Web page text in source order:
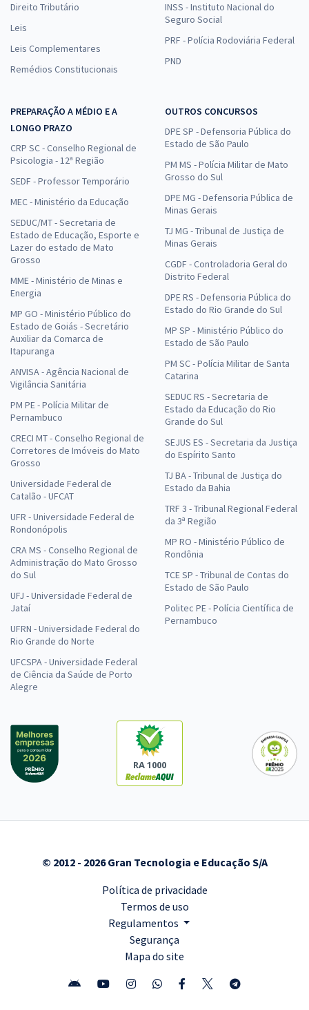
Direito Tributário
Leis
Leis Complementares
Remédios Constitucionais
INSS - Instituto Nacional do
Seguro Social
PRF - Polícia Rodoviária Federal
PND
PREPARAÇÃO A MÉDIO E A
LONGO PRAZO
CRP SC - Conselho Regional de
Psicologia - 12ª Região
SEDF - Professor Temporário
MEC - Ministério da Educação
SEDUC/MT - Secretaria de
Estado de Educação, Esporte e
Lazer do estado de Mato
Grosso
MME - Ministério de Minas e
Energia
MP GO - Ministério Público do
Estado de Goiás - Secretário
Auxiliar da Comarca de
Itapuranga
ANVISA - Agência Nacional de
Vigilância Sanitária
PM PE - Polícia Militar de
Pernambuco
CRECI MT - Conselho Regional de
Corretores de Imóveis do Mato
Grosso
Universidade Federal de
Catalão - UFCAT
UFR - Universidade Federal de
Rondonópolis
CRA MS - Conselho Regional de
Administração do Mato Grosso
do Sul
UFJ - Universidade Federal de
Jataí
UFRN - Universidade Federal do
Rio Grande do Norte
UFCSPA - Universidade Federal
de Ciência da Saúde de Porto
Alegre
OUTROS CONCURSOS
DPE SP - Defensoria Pública do
Estado de São Paulo
PM MS - Polícia Militar de Mato
Grosso do Sul
DPE MG - Defensoria Pública de
Minas Gerais
TJ MG - Tribunal de Justiça de
Minas Gerais
CGDF - Controladoria Geral do
Distrito Federal
DPE RS - Defensoria Pública do
Estado do Rio Grande do Sul
MP SP - Ministério Público do
Estado de São Paulo
PM SC - Polícia Militar de Santa
Catarina
SEDUC RS - Secretaria de
Estado da Educação do Rio
Grande do Sul
SEJUS ES - Secretaria da Justiça
do Espírito Santo
TJ BA - Tribunal de Justiça do
Estado da Bahia
TRF 3 - Tribunal Regional Federal
da 3ª Região
MP RO - Ministério Público de
Rondônia
TCE SP - Tribunal de Contas do
Estado de São Paulo
Politec PE - Polícia Científica de
Pernambuco
RA 1000
© 2012 - 2026 Gran Tecnologia e Educação S/A
Política de privacidade
Termos de uso
Regulamentos
Segurança
Mapa do site